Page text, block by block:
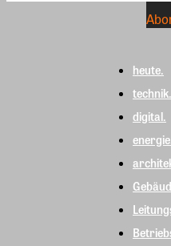
heute.
technik.
digital.